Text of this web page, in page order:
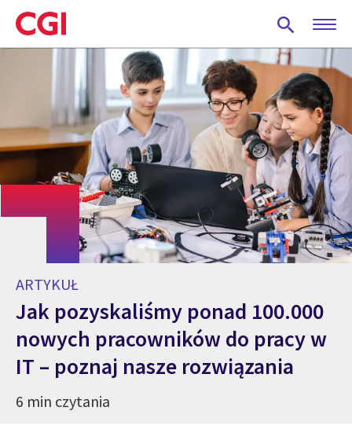
Skip
to
main
ARTYKUŁ
Jak pozyskaliśmy ponad 100.000
nowych pracowników do pracy w
IT – poznaj nasze rozwiązania
6 min czytania